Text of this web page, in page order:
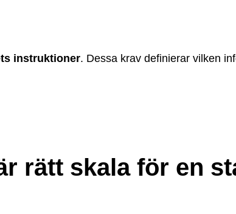
instruktioner. Dessa krav definierar vilken
rätt skala för en